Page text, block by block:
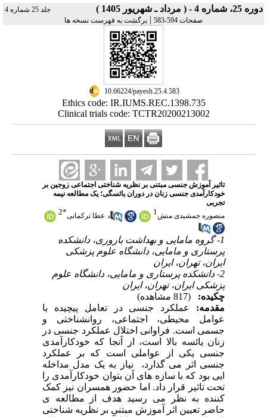
دوره 25، شماره 4 - ( مرداد ـ شهریور 1405 )
جلد 25 شماره 4
صفحات 594-583
| برگشت به فهرست نسخه ها
‎ 10.66224/payesh.25.4.583
Ethics code: IR.IUMS.REC.1398.735
Clinical trials code: TCTR20200213002
تاثیر آموزش جنسی مبتنی بر نظریه شناختی اجتماعی زوجین بر
خودکارآمدی جنسی زنان در دوران یائسگی؛ یک مطالعه نیمه
تجربی
منصوره جمشیدی منش1 ، عطا ترکمانی*
2
1- گروه مامایی و بهداشت باروری، دانشکده
پرستاری و مامایی، دانشگاه علوم پزشکی
ایران، تهران، ایران
2- دانشکده پرستاری و مامایی، دانشگاه علوم
پزشکی ایران، تهران، ایران
چکیده:
(817 مشاهده)
مقدمه:
عملکرد جنسی در تعامل پیچیده با
عوامل محیطی، اجتماعی، روانشناختی و
جسمی است. فراوانی اختلال عملکرد جنسی در
زنان یائسه بالا است، از آنجا که خودکارآمدی
جنسی یکی از عواملی است که بر عملکرد
جنسی اثر می گذارد، نیاز به یک مدل مداخله
ایی بود که با سازه های آن بتوان خودکارآمدی را
تحت تاثیر قرار داد. اما حضور همسران نیز کمک
کننده به نظر می رسید هدف از مطالعه ی
حاضر تعیین اثر آموزش مبتنی بر نظریه شناختی